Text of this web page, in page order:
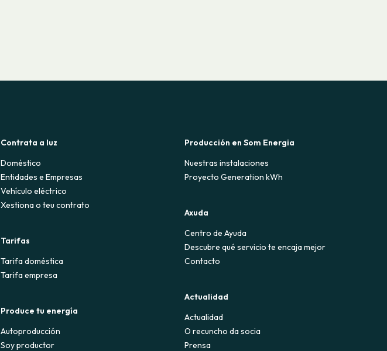
Contrata a luz
Doméstico
Entidades e Empresas
Vehículo eléctrico
Xestiona o teu contrato
Tarifas
Tarifa doméstica
Tarifa empresa
Produce tu energía
Autoproducción
Soy productor
Producción en Som Energia
Nuestras instalaciones
Proyecto Generation kWh
Axuda
Centro de Ayuda
Descubre qué servicio te encaja mejor
Contacto
Actualidad
Actualidad
O recuncho da socia
Prensa